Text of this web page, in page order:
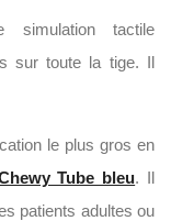
simulation tactile
sur toute la tige. Il
le plus gros en
Tube bleu. Il
patients adultes ou